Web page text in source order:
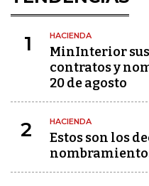
1 HACIENDA
MinInterior
contratos y
20 de agosto
2 HACIENDA
Estos son los